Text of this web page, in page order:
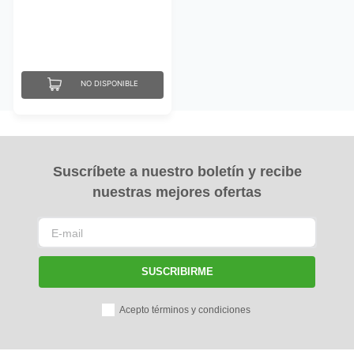
NO DISPONIBLE
Suscríbete a nuestro boletín y recibe
nuestras mejores ofertas
SUSCRIBIRME
Acepto términos y condiciones